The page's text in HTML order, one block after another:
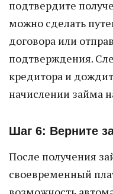
подтвердите
можно сделать
договора или
подтверждения.
кредитора и
начислении займа
Шаг 6: Верните
После получения
своевременный